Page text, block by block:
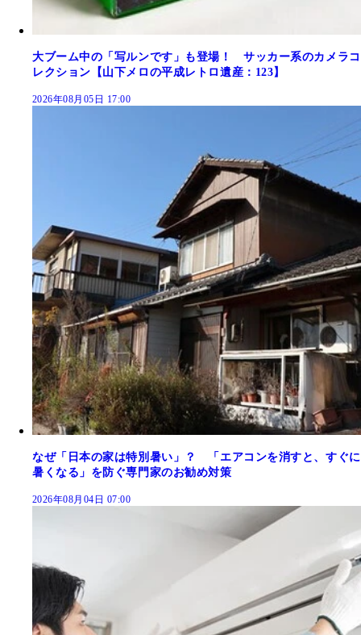
大ブーム中の「写ルンです」も登場！ サッカー系のカメラコ
レクション【山下メロの平成レトロ遺産：123】
2026年08月05日 17:00
なぜ「日本の家は特別暑い」？ 「エアコンを消すと、すぐに
暑くなる」を防ぐ専門家のお勧め対策
2026年08月04日 07:00